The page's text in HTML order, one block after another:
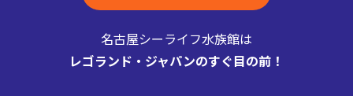
名古屋シーライフ水族館は
レゴランド・ジャパンのすぐ目の前！